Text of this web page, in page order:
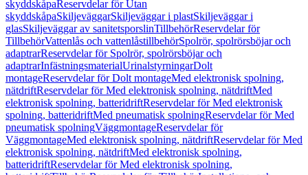
skyddskåpaReservdelar för Utan
skyddskåpaSkiljeväggarSkiljeväggar i plastSkiljeväggar i
glasSkiljeväggar av sanitetsporslinTillbehörReservdelar för
TillbehörVattenlås och vattenlåstillbehörSpolrör, spolrörsböjar och
adaptrarReservdelar för Spolrör, spolrörsböjar och
adaptrarInfästningsmaterialUrinalstyrningarDolt
montageReservdelar för Dolt montageMed elektronisk spolning,
nätdriftReservdelar för Med elektronisk spolning, nätdriftMed
elektronisk spolning, batteridriftReservdelar för Med elektronisk
spolning, batteridriftMed pneumatisk spolningReservdelar för Med
pneumatisk spolningVäggmontageReservdelar för
VäggmontageMed elektronisk spolning, nätdriftReservdelar för Med
elektronisk spolning, nätdriftMed elektronisk spolning,
batteridriftReservdelar för Med elektronisk spolning,